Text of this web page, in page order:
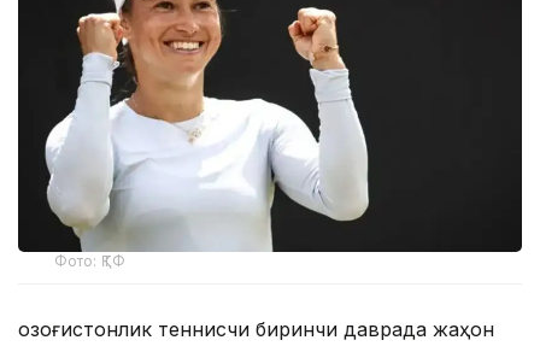
Фото: ҚТФ
Қозоғистонлик теннисчи биринчи даврада жаҳон